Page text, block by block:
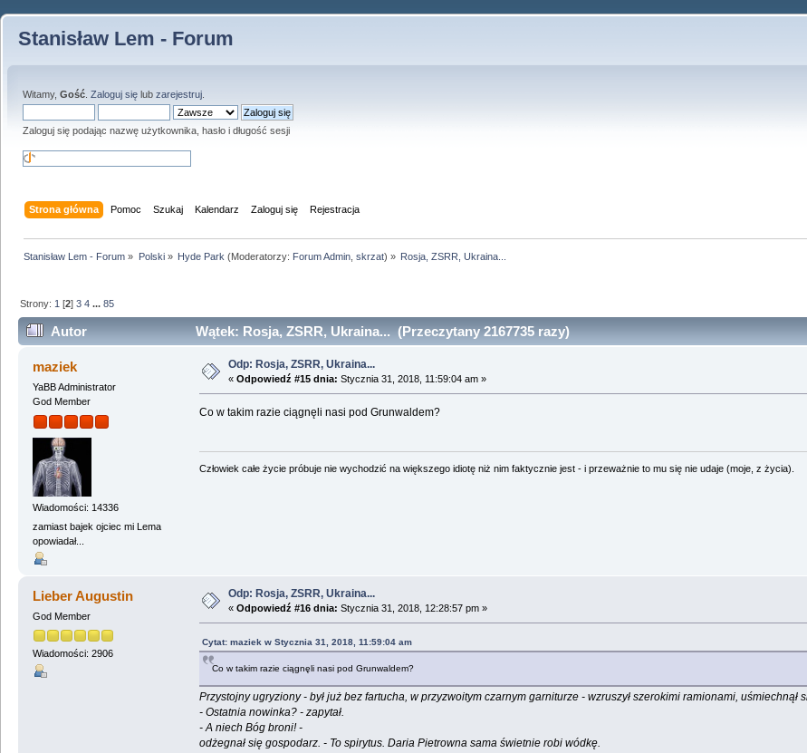
Stanisław Lem - Forum
Witamy, Gość Zaloguj się lub zarejestruj
Zaloguj się podając nazwę użytkownika, hasło i długość sesji
Strona główna Pomoc Szukaj Kalendarz Zaloguj się Rejestracja
Stanisław Lem - Forum » Polski» Hyde Park (Moderatorzy: Forum Admin, skrzat) » Rosja, ZSRR, Ukraina...
Strony: 1 [2]3 4 ...85
Autor Wątek: Rosja, ZSRR, Ukraina... (Przeczytany 2167735 razy)
maziek
YaBB Administrator
God Member
Wiadomości: 14336
zamiast bajek ojciec mi Lema
opowiadał...
Odp: Rosja, ZSRR, Ukraina...
« Odpowiedź #15 dnia: Stycznia 31, 2018, 11:59:04 am »
Co w takim razie ciągnęli nasi pod Grunwaldem?
Człowiek całe życie próbuje nie wychodzić na większego idiotę niż nim faktycznie jest - i przeważnie to mu się nie udaje (moje, z życia).
Lieber Augustin
God Member
Wiadomości: 2906
Odp: Rosja, ZSRR, Ukraina...
« Odpowiedź #16 dnia: Stycznia 31, 2018, 12:28:57 pm »
Cytat: maziek w Stycznia 31, 2018, 11:59:04 am
Co w takim razie ciągnęli nasi pod Grunwaldem?
Przystojny ugryziony - był już bez fartucha, w przyzwoitym czarnym garniturze - wzruszył szerokimi ramionami, uśmiechnął
- Ostatnia nowinka? - zapytał.
- A niech Bóg broni! -
odżegnał się gospodarz. - To spirytus. Daria Pietrowna sama świetnie robi wódkę.